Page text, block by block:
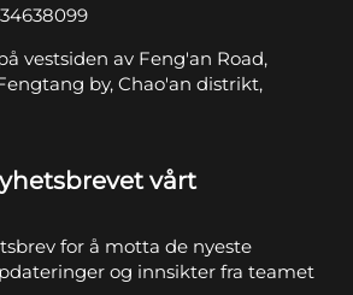
vestsiden av Feng'an Road,
by, Chao'an distrikt,
vårt
for å motta de nyeste
og innsikter fra teamet